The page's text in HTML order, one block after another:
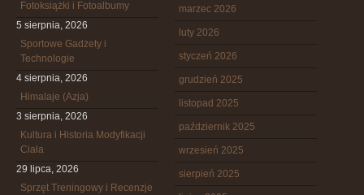
Fotoksiążki i Fotoalbumy
5 sierpnia, 2026
Sportowe Gadżety i
Technologie
4 sierpnia, 2026
Himalaje (Azja)
3 sierpnia, 2026
Kultura i Historia Modyfikacji
Ciała
29 lipca, 2026
Sprzęt Treningowy i Recenzje
marzec 2026
luty 2026
styczeń 2026
grudzień 2025
listopad 2025
październik 2025
wrzesień 2025
sierpień 2025